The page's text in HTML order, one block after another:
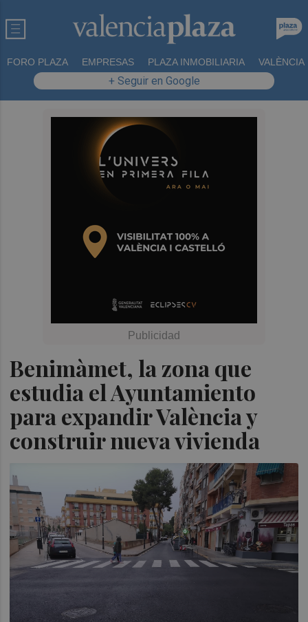
FORO PLAZA EMPRESAS PLAZA INMOBILIARIA VALÈNCIA
+ Seguir en Google
Benimàmet, la zona que
estudia el Ayuntamiento
para expandir València y
construir nueva vivienda